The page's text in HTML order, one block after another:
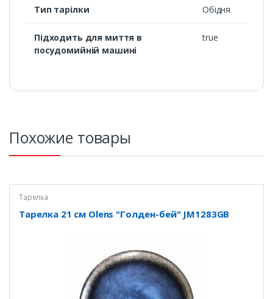
Тип тарілки Обідня
Підходить для миття в
посудомийній машині
true
Похожие товары
Тарелка
Тарелка 21 см Olens "Голден-бей" JM1283GB